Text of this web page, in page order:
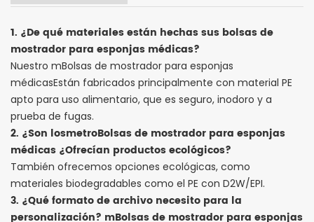
1. ¿De qué materiales están hechas sus bolsas de
mostrador para esponjas médicas?
Nuestro mBolsas de mostrador para esponjas
médicasEstán fabricados principalmente con material PE
apto para uso alimentario, que es seguro, inodoro y a
prueba de fugas.
2. ¿Son losmetroBolsas de mostrador para esponjas
médicas ¿Ofrecían productos ecológicos?
También ofrecemos opciones ecológicas, como
materiales biodegradables como el PE con D2W/EPI.
3. ¿Qué formato de archivo necesito para la
personalización? mBolsas de mostrador para esponjas